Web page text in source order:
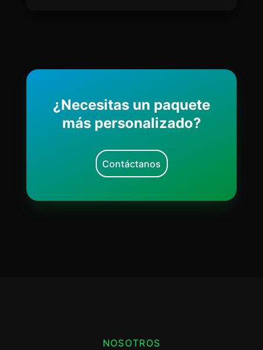
¿Necesitas un paquete
más personalizado?
Contáctanos
NOSOTROS